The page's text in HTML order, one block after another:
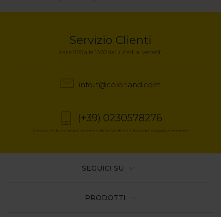
di
Servizio Clienti
dalle 8:00 alle 16:00 dal lunedì al venerdì
info.it@colorland.com
(+39) 0230578276
Il costo della chiamata dipende dalla tariffa applicata dal proprio operatore
PRODOTTI
SEGUICI SU